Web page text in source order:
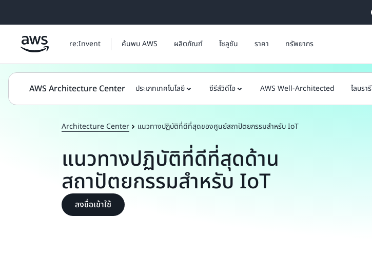
re:Invent ค้นพบ AWS ผลิตภัณฑ์ โซลูชัน ราคา ทรัพยากร
AWS Architecture Center ประเภทเทคโนโลยี ซีรีส์วิดีโอ AWS Well-Architected ไลบรารี
Architecture Center แนวทางปฏิบัติที่ดีที่สุดของศูนย์สถาปัตยกรรมสำหรับ IoT
แนวทางปฏิบัติที่ดีที่สุดด้าน
สถาปัตยกรรมสำหรับ IoT
ลงชื่อเข้าใช้